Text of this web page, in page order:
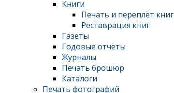
Книги
Печать и переплёт книг
Реставрация книг
Газеты
Годовые отчёты
Журналы
Печать брошюр
Каталоги
Печать фотографий